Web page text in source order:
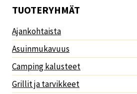
TUOTERYHMÄT
Ajankohtaista
Asuinmukavuus
Camping kalusteet
Grillit ja tarvikkeet